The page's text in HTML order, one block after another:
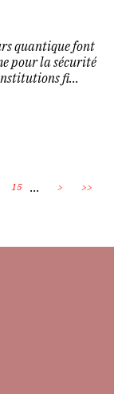
quantique font
pour la sécurité
fi...
15 ... > >>